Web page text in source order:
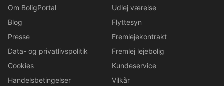
Om BoligPortal
Blog
Presse
Data- og privatlivspolitik
Cookies
Handelsbetingelser
Udlej værelse
Flyttesyn
Fremlejekontrakt
Fremlej lejebolig
Kundeservice
Vilkår